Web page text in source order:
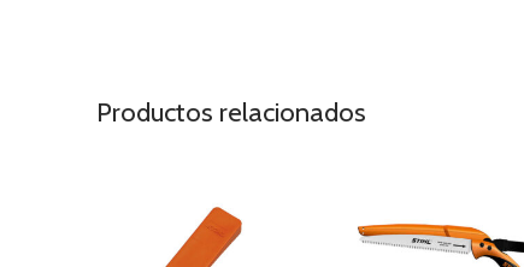
Productos relacionados